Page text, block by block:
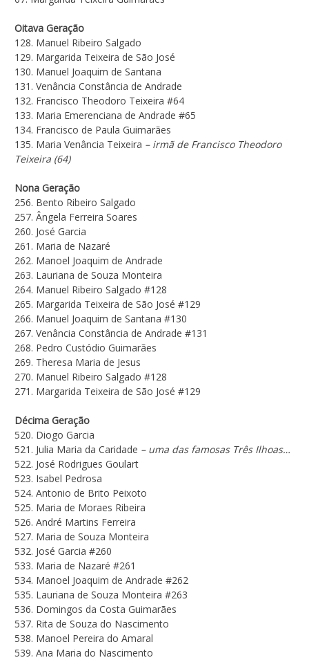
Oitava Geração
128. Manuel Ribeiro Salgado
129. Margarida Teixeira de São José
130. Manuel Joaquim de Santana
131. Venância Constância de Andrade
132. Francisco Theodoro Teixeira #64
133. Maria Emerenciana de Andrade #65
134. Francisco de Paula Guimarães
135. Maria Venância Teixeira – irmã de Francisco Theodoro
Teixeira (64)
Nona Geração
256. Bento Ribeiro Salgado
257. Ângela Ferreira Soares
260. José Garcia
261. Maria de Nazaré
262. Manoel Joaquim de Andrade
263. Lauriana de Souza Monteira
264. Manuel Ribeiro Salgado #128
265. Margarida Teixeira de São José #129
266. Manuel Joaquim de Santana #130
267. Venância Constância de Andrade #131
268. Pedro Custódio Guimarães
269. Theresa Maria de Jesus
270. Manuel Ribeiro Salgado #128
271. Margarida Teixeira de São José #129
Décima Geração
520. Diogo Garcia
521. Julia Maria da Caridade – uma das famosas Três Ilhoas…
522. José Rodrigues Goulart
523. Isabel Pedrosa
524. Antonio de Brito Peixoto
525. Maria de Moraes Ribeira
526. André Martins Ferreira
527. Maria de Souza Monteira
532. José Garcia #260
533. Maria de Nazaré #261
534. Manoel Joaquim de Andrade #262
535. Lauriana de Souza Monteira #263
536. Domingos da Costa Guimarães
537. Rita de Souza do Nascimento
538. Manoel Pereira do Amaral
539. Ana Maria do Nascimento